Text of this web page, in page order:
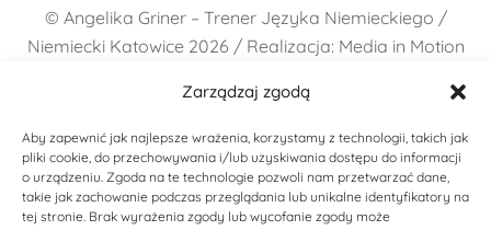
Zarządzaj zgodą
Aby zapewnić jak najlepsze wrażenia, korzystamy z technologii, takich jak
pliki cookie, do przechowywania i/lub uzyskiwania dostępu do informacji
o urządzeniu. Zgoda na te technologie pozwoli nam przetwarzać dane,
takie jak zachowanie podczas przeglądania lub unikalne identyfikatory na
tej stronie. Brak wyrażenia zgody lub wycofanie zgody może
© Angelika Griner – Trener Języka Niemieckiego /
Niemiecki Katowice2026 / Realizacja: Media in Motion